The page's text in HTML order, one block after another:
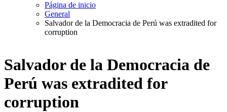
Página de inicio
General
Salvador de la Democracia de Perú was extradited for
corruption
Salvador de la Democracia de
Perú was extradited for
corruption